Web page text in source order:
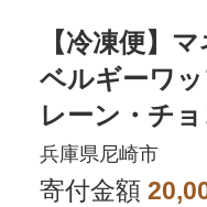
【冷凍便】
ベルギーワ
レーン・チ
セット30個
-PCh30)
兵庫県尼崎市
寄付金額